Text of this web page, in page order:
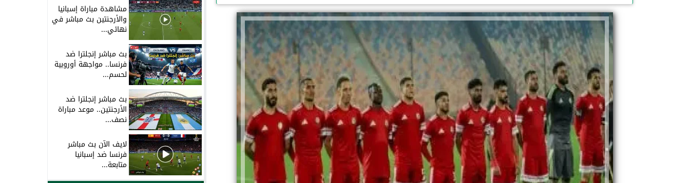
مشاهدة مباراة إسبانيا
والأرجنتين بث مباشر في
نهائي...
بث مباشر إنجلترا ضد
فرنسا.. مواجهة أوروبية
لحسم...
بث مباشر إنجلترا ضد
الأرجنتين.. موعد مباراة
نصف...
لايف الآن بث مباشر
فرنسا ضد إسبانيا
متابعة...